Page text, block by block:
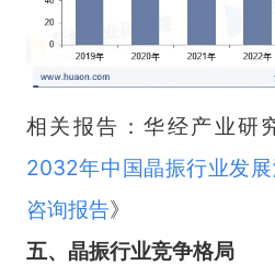
相关报告：华经产业研
2032年中国晶振行业发
咨询报告》
五、 晶振行业竞争格局